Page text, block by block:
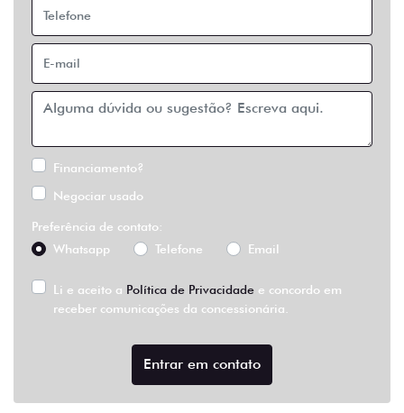
Financiamento?
Negociar usado
Preferência de contato:
Whatsapp
Telefone Email
Li e aceito a Política de Privacidade e concordo em
receber comunicações da concessionária.
Entrar em contato